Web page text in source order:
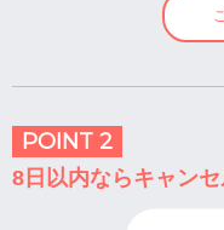
POINT 2
8日以内ならキャン